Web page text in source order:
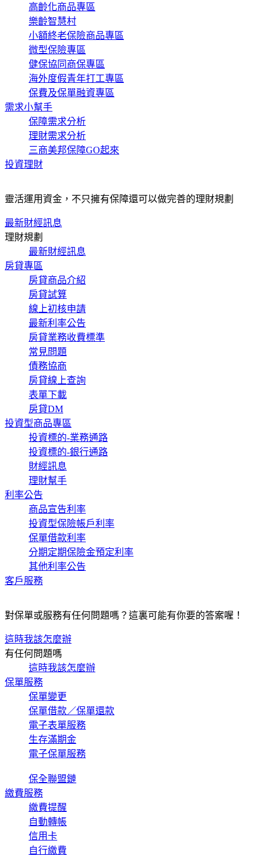
高齡化商品專區
樂齡智慧村
小額終老保險商品專區
微型保險專區
健保協同商保專區
海外度假青年打工專區
保費及保單融資專區
需求小幫手
保障需求分析
理財需求分析
三商美邦保障GO起來
投資理財
靈活運用資金，不只擁有保障還可以做完善的理財規劃
最新財經訊息
理財規劃
最新財經訊息
房貸專區
房貸商品介紹
房貸試算
線上初核申請
最新利率公告
房貸業務收費標準
常見問題
債務協商
房貸線上查詢
表單下載
房貸DM
投資型商品專區
投資標的-業務通路
投資標的-銀行通路
財經訊息
理財幫手
利率公告
商品宣告利率
投資型保險帳戶利率
保單借款利率
分期定期保險金預定利率
其他利率公告
客戶服務
對保單或服務有任何問題嗎？這裏可能有你要的答案喔！
這時我該怎麼辦
有任何問題嗎
這時我該怎麼辦
保單服務
保單變更
保單借款／保單還款
電子表單服務
生存滿期金
電子保單服務
保全聯盟鏈
繳費服務
繳費提醒
自動轉帳
信用卡
自行繳費